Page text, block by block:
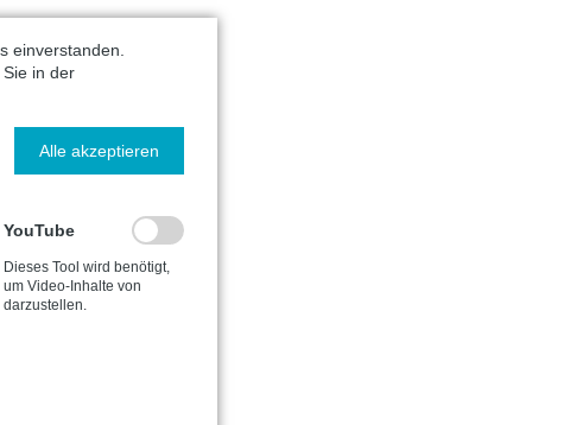
einverstanden.
in der
Alle akzeptieren
YouTube
Dieses Tool wird benötigt,
um Video-Inhalte von
darzustellen.